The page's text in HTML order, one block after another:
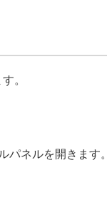
。
パネルを開きます。